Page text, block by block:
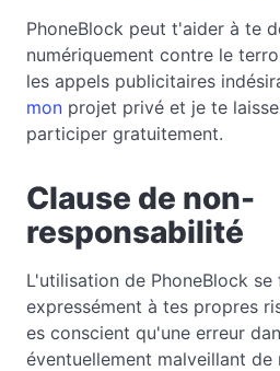
PhoneBlock peut t'aider à te
numériquement contre le
les appels publicitaires
mon projet privé et je te
participer gratuitement.
Clause de non-
responsabilité
L'utilisation de PhoneBlock
expressément à tes propres
es conscient qu'une erreur
éventuellement malveillant de